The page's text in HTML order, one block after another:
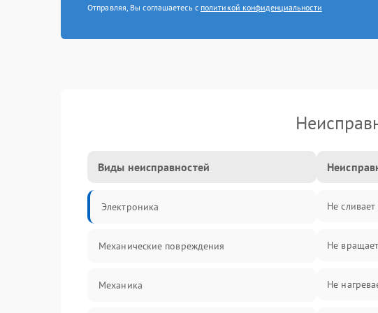
Отправляя, Вы соглашаетесь с политикой конфиденциальности
Виды неисправностей
Электроника
Механические повреждения
Механика
Не
Не
Не